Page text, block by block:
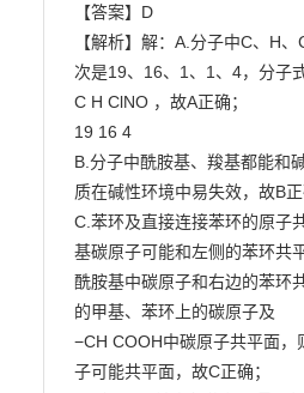
【答案】D
【解析】解：A.分子中C、H
次是19、16、1、1、4，分子
C H ClNO ，故A正确；
19 16 4
B.分子中酰胺基、羧基都能和
质在碱性环境中易失效，故B正
C.苯环及直接连接苯环的原子
基碳原子可能和左侧的苯环共平
酰胺基中碳原子和右边的苯环
的甲基、苯环上的碳原子及
−CH COOH中碳原子共平面，
子可能共平面，故C正确；